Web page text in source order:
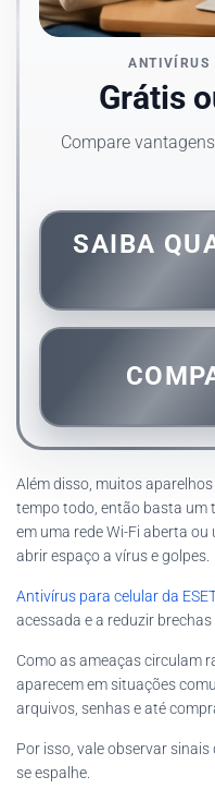
ANTIVÍRUS
Grátis
Compare
SAIBA
Além disso, muitos
tempo todo, então basta um
em uma rede Wi-Fi aberta
abrir espaço a vírus e golpes.
Antivírus para celular da
acessada e a reduzir brechas
Como as ameaças circulam
aparecem em situações
arquivos, senhas e até
Por isso, vale observar
se espalhe.